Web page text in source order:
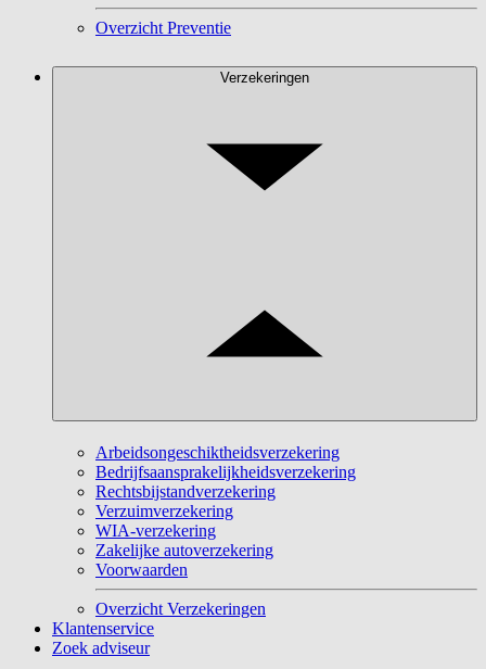
Overzicht Preventie
Verzekeringen
Arbeidsongeschiktheidsverzekering
Bedrijfsaansprakelijkheidsverzekering
Rechtsbijstandverzekering
Verzuimverzekering
WIA-verzekering
Zakelijke autoverzekering
Voorwaarden
Overzicht Verzekeringen
Klantenservice
Zoek adviseur